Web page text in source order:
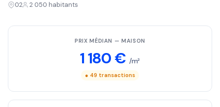
02 2 050 habitants
PRIX MÉDIAN — MAISON
1 180 € /m²
● 49 transactions